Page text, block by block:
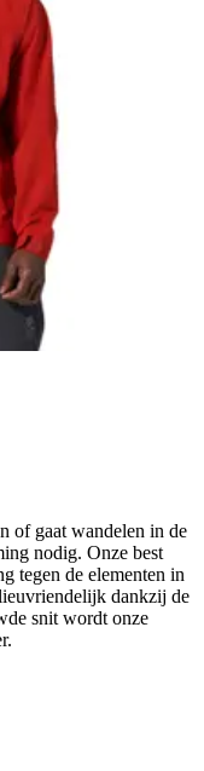
of gaat wandelen in de
nodig. Onze best
tegen de elementen in
dankzij de
snit wordt onze